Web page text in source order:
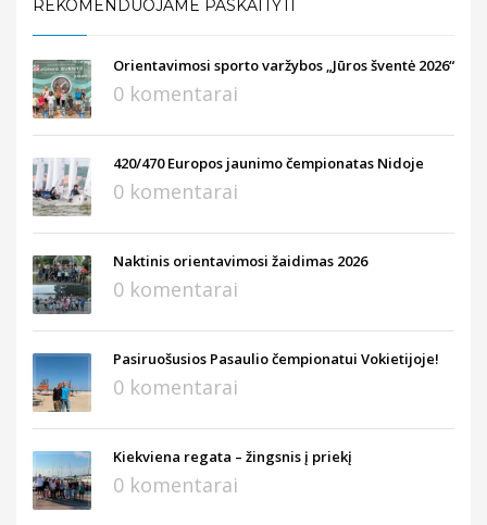
REKOMENDUOJAME PASKAITYTI
Orientavimosi sporto varžybos „Jūros šventė 2026“
0 komentarai
420/470 Europos jaunimo čempionatas Nidoje
0 komentarai
Naktinis orientavimosi žaidimas 2026
0 komentarai
Pasiruošusios Pasaulio čempionatui Vokietijoje!
0 komentarai
Kiekviena regata – žingsnis į priekį
0 komentarai